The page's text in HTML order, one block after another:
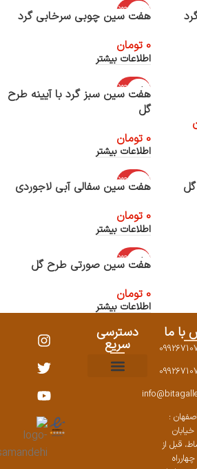
اتمام موجود
ی
هفت سین چوبی سرخابی گرد
0 تومان
اطلاعات بیشتر
اتمام موجود
ی
هفت سین سبز گرد با آیینه طرح
گل
0 تومان
اطلاعات بیشتر
اتمام موجود
ی
هفت سین سفالی آبی لاجوردی
0 تومان
اطلاعات بیشتر
اتمام موجود
ی
هفت سین صورتی طرح گل
0 تومان
اطلاعات بیشتر
با ما
اصفهان :
خیابان
قبل از
چهارراه
دسترسی
سریع